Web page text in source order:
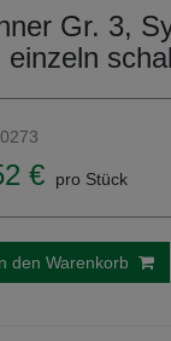
Gr. 3,
€ pro Stück
den Warenkorb